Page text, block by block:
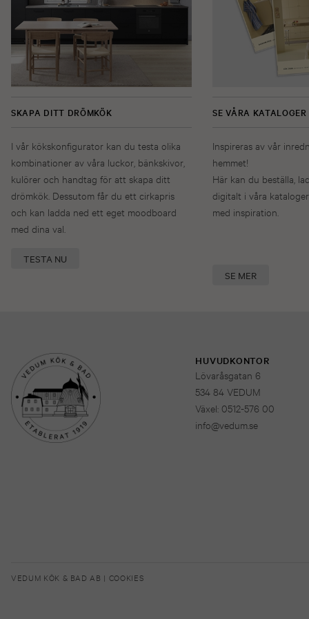
SKAPA DITT DRÖMKÖK
I vår kökskonfigurator kan du testa olika
kombinationer av våra luckor, bänkskivor,
kulörer och handtag för att skapa ditt
drömkök. Dessutom får du ett cirkapris
och kan ladda ned ett eget moodboard
med dina val.
TESTA NU
SE VÅRA KATALOGER
Inspireras av vår
hemmet!
Här kan du beställa,
digitalt i våra
med inspiration.
SE MER
HUVUDKONTOR
Lövaråsgatan 6
534 84 VEDUM
Växel: 0512-576 00
info@vedum.se
VEDUM KÖK & BAD AB | COOKIES